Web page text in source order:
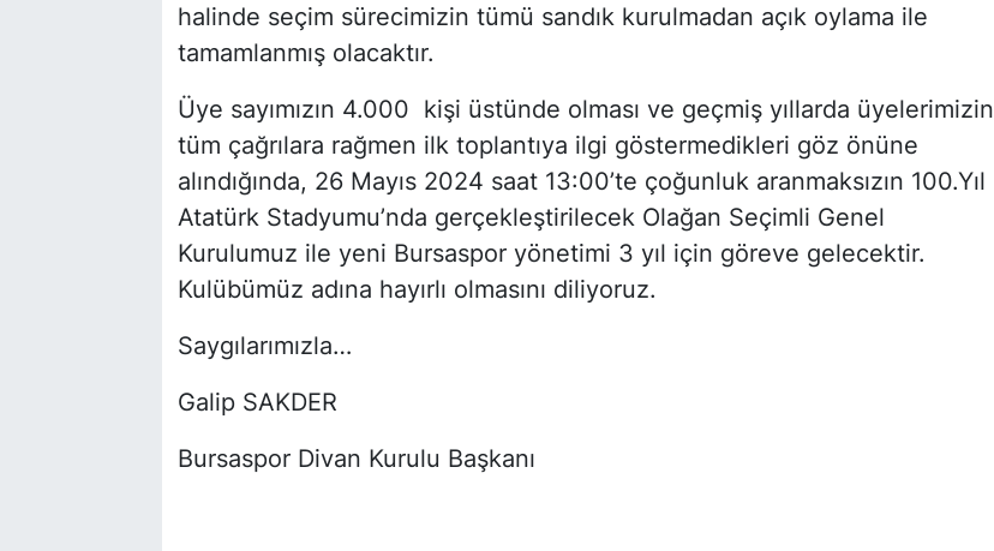
halinde seçim sürecimizin tümü sandık kurulmadan açık oylama ile
tamamlanmış olacaktır.
Üye sayımızın 4.000 kişi üstünde olması ve geçmiş yıllarda üyelerimizin
tüm çağrılara rağmen ilk toplantıya ilgi göstermedikleri göz önüne
alındığında, 26 Mayıs 2024 saat 13:00’te çoğunluk aranmaksızın 100.Yıl
Atatürk Stadyumu’nda gerçekleştirilecek Olağan Seçimli Genel
Kurulumuz ile yeni Bursaspor yönetimi 3 yıl için göreve gelecektir.
Kulübümüz adına hayırlı olmasını diliyoruz.
Saygılarımızla…
Galip SAKDER
Bursaspor Divan Kurulu Başkanı